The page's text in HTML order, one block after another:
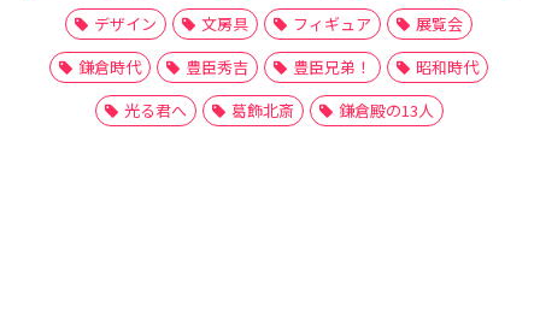
デザイン
文房具 フィギュア
展覧会
鎌倉時代
豊臣秀吉 豊臣兄弟！
昭和時代
光る君へ
葛飾北斎 鎌倉殿の13人